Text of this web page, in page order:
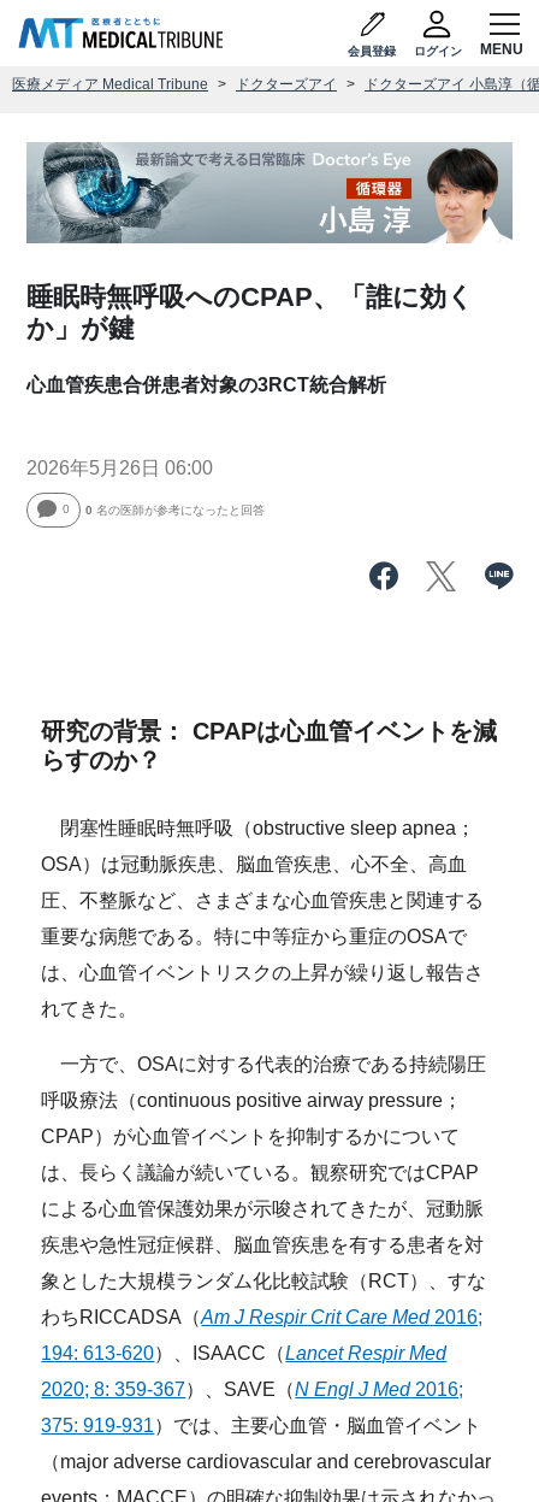
会員登録 ログイン
医療メディア Medical Tribune ドクターズアイ ドクターズアイ 小島淳（
睡眠時無呼吸へのCPAP、「誰に効く
か」が鍵
心血管疾患合併患者対象の3RCT統合解析
2026年5月26日 06:00
0 0 名の医師が参考になったと回答
研究の背景： CPAPは心血管イベントを減
らすのか？
閉塞性睡眠時無呼吸（obstructive sleep apnea；
OSA）は冠動脈疾患、脳血管疾患、心不全、高血
圧、不整脈など、さまざまな心血管疾患と関連する
重要な病態である。特に中等症から重症のOSAで
は、心血管イベントリスクの上昇が繰り返し報告さ
れてきた。
一方で、OSAに対する代表的治療である持続陽圧
呼吸療法（continuous positive airway pressure；
CPAP）が心血管イベントを抑制するかについて
は、長らく議論が続いている。観察研究ではCPAP
による心血管保護効果が示唆されてきたが、冠動脈
疾患や急性冠症候群、脳血管疾患を有する患者を対
象とした大規模ランダム化比較試験（RCT）、すな
わちRICCADSA（Am J Respir Crit Care Med2016;
194: 613-620）、ISAACC（Lancet Respir Med
2020; 8: 359-367）、SAVE（N Engl J Med2016;
375: 919-931）では、主要心血管・脳血管イベント
（major adverse cardiovascular and cerebrovascular
events；MACCE）の明確な抑制効果は示されなかっ